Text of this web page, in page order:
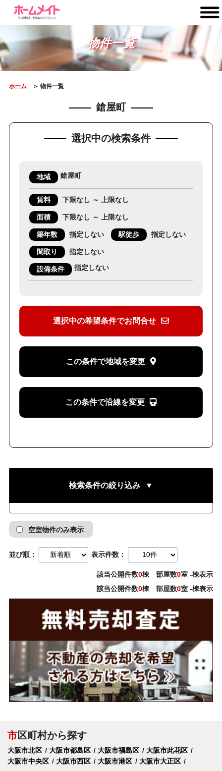
物件一覧
ホーム＞ 物件一覧
鎗屋町
選択中の検索条件
地域 鎗屋町
賃料 下限なし ～ 上限なし
面積 下限なし ～ 上限なし
築年数 指定しない 駅徒歩 指定しない
間取り 指定しない
設備条件 指定しない
選択中の希望条件でお問合せ
この条件で地域を変更
この条件で沿線を変更
検索条件の絞り込み ▼
空室物件のみ表示
並び順： 表示件数：
該当公開件数0棟 部屋数0室 -棟表示
該当公開件数0棟 部屋数0室 -棟表示
市区町村から探す
大阪市北区 大阪市都島区 大阪市福島区
大阪市此花区
大阪市中央区
大阪市西区 大阪市港区 大阪市大正区